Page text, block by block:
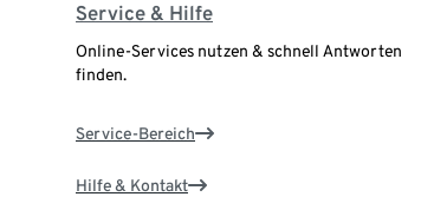
Service & Hilfe
Online-Services nutzen & schnell Antworten
finden.
Service-Bereich
Hilfe & Kontakt